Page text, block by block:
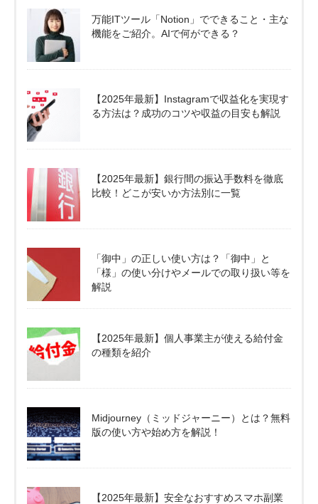
万能ITツール「Notion」でできること・主な
機能をご紹介。AIで何ができる？
【2025年最新】Instagramで収益化を実現す
る方法は？成功のコツや収益の目安も解説
【2025年最新】銀行間の振込手数料を徹底
比較！どこが安いか方法別に一覧
「御中」の正しい使い方は？「御中」と
「様」の使い分けやメールでの取り扱い等を
解説
【2025年最新】個人事業主が使える給付金
の種類を紹介
Midjourney（ミッドジャーニー）とは？無料
版の使い方や始め方を解説！
【2025年最新】安全なおすすめスマホ副業